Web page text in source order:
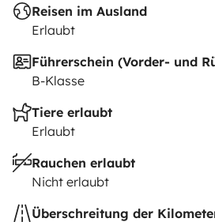
Reisen im Ausland
Erlaubt
Führerschein (Vorder- und
B-Klasse
Tiere erlaubt
Erlaubt
Rauchen erlaubt
Nicht erlaubt
Überschreitung der